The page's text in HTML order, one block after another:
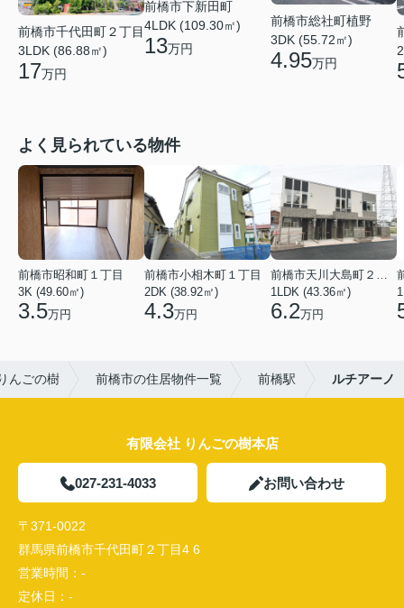
前橋市千代田町２丁目
3LDK (86.88㎡)
17万円
前橋市下新田町
4LDK (109.30㎡)
13万円
前橋市総社町植野
3DK (55.72㎡)
4.95万円
よく見られている物件
前橋市昭和町１丁目
3K (49.60㎡)
3.5万円
前橋市小相木町１丁目
2DK (38.92㎡)
4.3万円
前橋市天川大島町２丁目
1LDK (43.36㎡)
6.2万円
んごの樹 前橋市の住居物件一覧 前橋駅 ルチアーノ
有限会社 りんごの樹本店
027-231-4033 お問い合わせ
〒371-0022
群馬県前橋市千代田町２丁目4 6
営業時間： -
定休日： -